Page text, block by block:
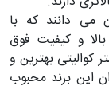
می دانند که با
و کیفیت فوق
کوالیتی بهترین و
این برند محبوب